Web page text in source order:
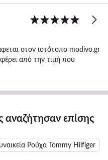
στον ιστότοπο modivo.gr
από την τιμή που
αναζήτησαν επίσης
Ρούχα Tommy Hilfiger